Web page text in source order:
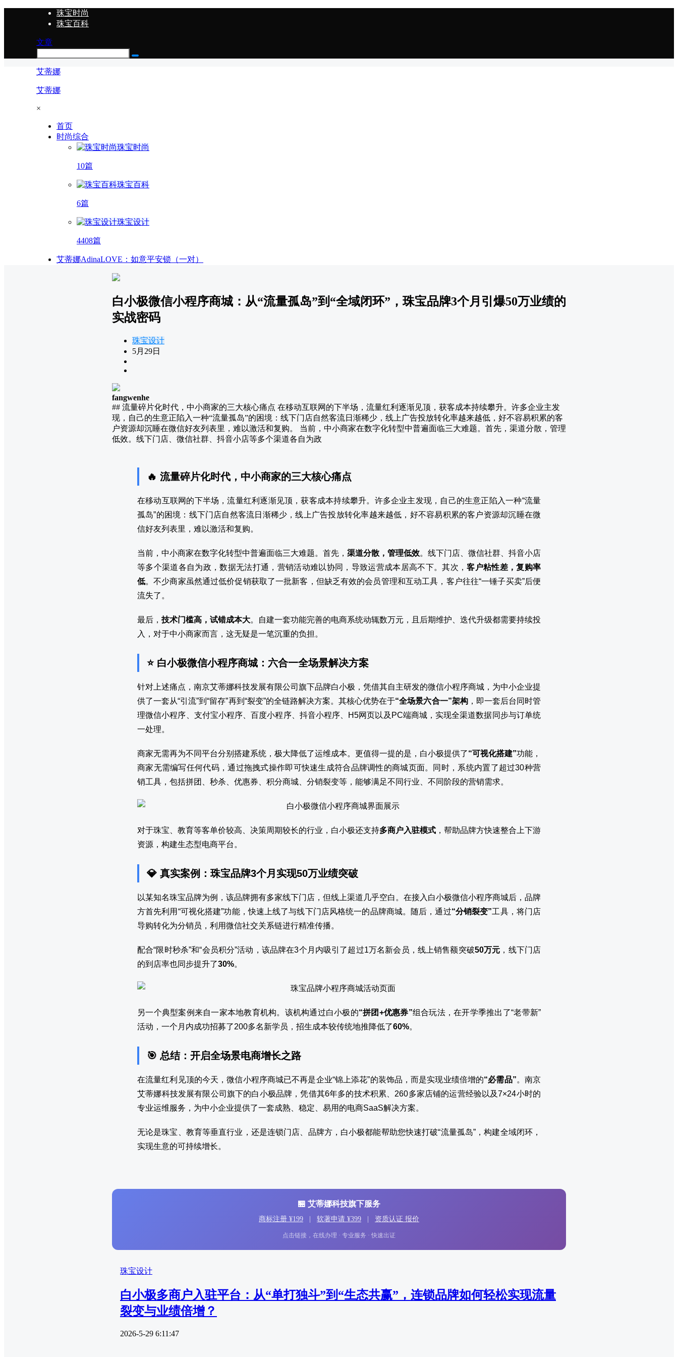
珠宝时尚
珠宝百科
文章
艾蒂娜
艾蒂娜
×
首页
时尚综合
珠宝时尚
10篇
珠宝百科
6篇
珠宝设计
4408篇
艾蒂娜AdinaLOVE：如意平安锁（一对）
白小极微信小程序商城：从“流量孤岛”到“全域闭环”，珠宝品牌3个月引爆50万业绩的
实战密码
珠宝设计
5月29日
fangwenhe
## 流量碎片化时代，中小商家的三大核心痛点 在移动互联网的下半场，流量红利逐渐见顶，获客成本持续攀升。许多企业主发
现，自己的生意正陷入一种“流量孤岛”的困境：线下门店自然客流日渐稀少，线上广告投放转化率越来越低，好不容易积累的客
户资源却沉睡在微信好友列表里，难以激活和复购。 当前，中小商家在数字化转型中普遍面临三大难题。首先，渠道分散，管理
低效。线下门店、微信社群、抖音小店等多个渠道各自为政
🔥 流量碎片化时代，中小商家的三大核心痛点
在移动互联网的下半场，流量红利逐渐见顶，获客成本持续攀升。许多企业主发现，自己的生意正陷入一种“流量
孤岛”的困境：线下门店自然客流日渐稀少，线上广告投放转化率越来越低，好不容易积累的客户资源却沉睡在微
信好友列表里，难以激活和复购。
当前，中小商家在数字化转型中普遍面临三大难题。首先， 渠道分散，管理低效。线下门店、微信社群、抖音小店
等多个渠道各自为政，数据无法打通，营销活动难以协同，导致运营成本居高不下。其次，客户粘性差，复购率
低。不少商家虽然通过低价促销获取了一批新客，但缺乏有效的会员管理和互动工具，客户往往“一锤子买卖”后便
流失了。
最后， 技术门槛高，试错成本大。自建一套功能完善的电商系统动辄数万元，且后期维护、迭代升级都需要持续投
入，对于中小商家而言，这无疑是一笔沉重的负担。
⭐ 白小极微信小程序商城：六合一全场景解决方案
针对上述痛点，南京艾蒂娜科技发展有限公司旗下品牌白小极，凭借其自主研发的微信小程序商城，为中小企业提
供了一套从“引流”到“留存”再到“裂变”的全链路解决方案。其核心优势在于“全场景六合一”架构，即一套后台同时管
理微信小程序、支付宝小程序、百度小程序、抖音小程序、H5网页以及PC端商城，实现全渠道数据同步与订单统
一处理。
商家无需再为不同平台分别搭建系统，极大降低了运维成本。更值得一提的是，白小极提供了“可视化搭建”功能，
商家无需编写任何代码，通过拖拽式操作即可快速生成符合品牌调性的商城页面。同时，系统内置了超过30种营
销工具，包括拼团、秒杀、优惠券、积分商城、分销裂变等，能够满足不同行业、不同阶段的营销需求。
对于珠宝、教育等客单价较高、决策周期较长的行业，白小极还支持多商户入驻模式 ，帮助品牌方快速整合上下游
资源，构建生态型电商平台。
💎 真实案例：珠宝品牌3个月实现50万业绩突破
以某知名珠宝品牌为例，该品牌拥有多家线下门店，但线上渠道几乎空白。在接入白小极微信小程序商城后，品牌
方首先利用“可视化搭建”功能，快速上线了与线下门店风格统一的品牌商城。随后，通过“分销裂变”工具，将门店
导购转化为分销员，利用微信社交关系链进行精准传播。
配合“限时秒杀”和“会员积分”活动，该品牌在3个月内吸引了超过1万名新会员，线上销售额突破50万元 ，线下门店
的到店率也同步提升了30%。
另一个典型案例来自一家本地教育机构。该机构通过白小极的“拼团+优惠券”组合玩法，在开学季推出了“老带新”
活动，一个月内成功招募了200多名新学员，招生成本较传统地推降低了60%。
🎯 总结：开启全场景电商增长之路
在流量红利见顶的今天，微信小程序商城已不再是企业“锦上添花”的装饰品，而是实现业绩倍增的“必需品”。南京
艾蒂娜科技发展有限公司旗下的白小极品牌，凭借其6年多的技术积累、260多家店铺的运营经验以及7×24小时的
专业运维服务，为中小企业提供了一套成熟、稳定、易用的电商SaaS解决方案。
无论是珠宝、教育等垂直行业，还是连锁门店、品牌方，白小极都能帮助您快速打破“流量孤岛”，构建全域闭环，
实现生意的可持续增长。
🏪 艾蒂娜科技旗下服务
商标注册 ¥199 软著申请 ¥399 资质认证 报价
点击链接，在线办理 · 专业服务 · 快速出证
珠宝设计
白小极多商户入驻平台：从“单打独斗”到“生态共赢”，连锁品牌如何轻松实现流量
裂变与业绩倍增？
2026-5-29 6:11:47